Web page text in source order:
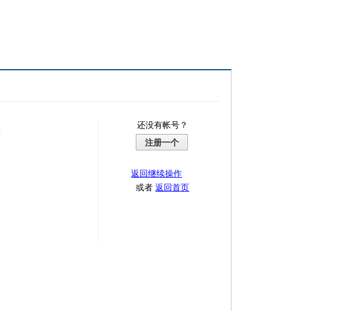
还没有帐号？
注册一个
返回继续操作
或者返回首页